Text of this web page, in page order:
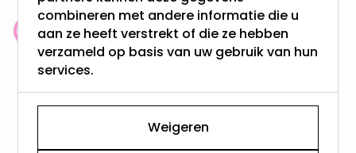
Klantenbeoordeling: 9.4/10
meer dan 100.000 klanten gingen u voor
& 100 dagen recht op retour
combineren met andere informatie die u
aan ze heeft verstrekt of die ze hebben
verzameld op basis van uw gebruik van hun
services.
Weigeren